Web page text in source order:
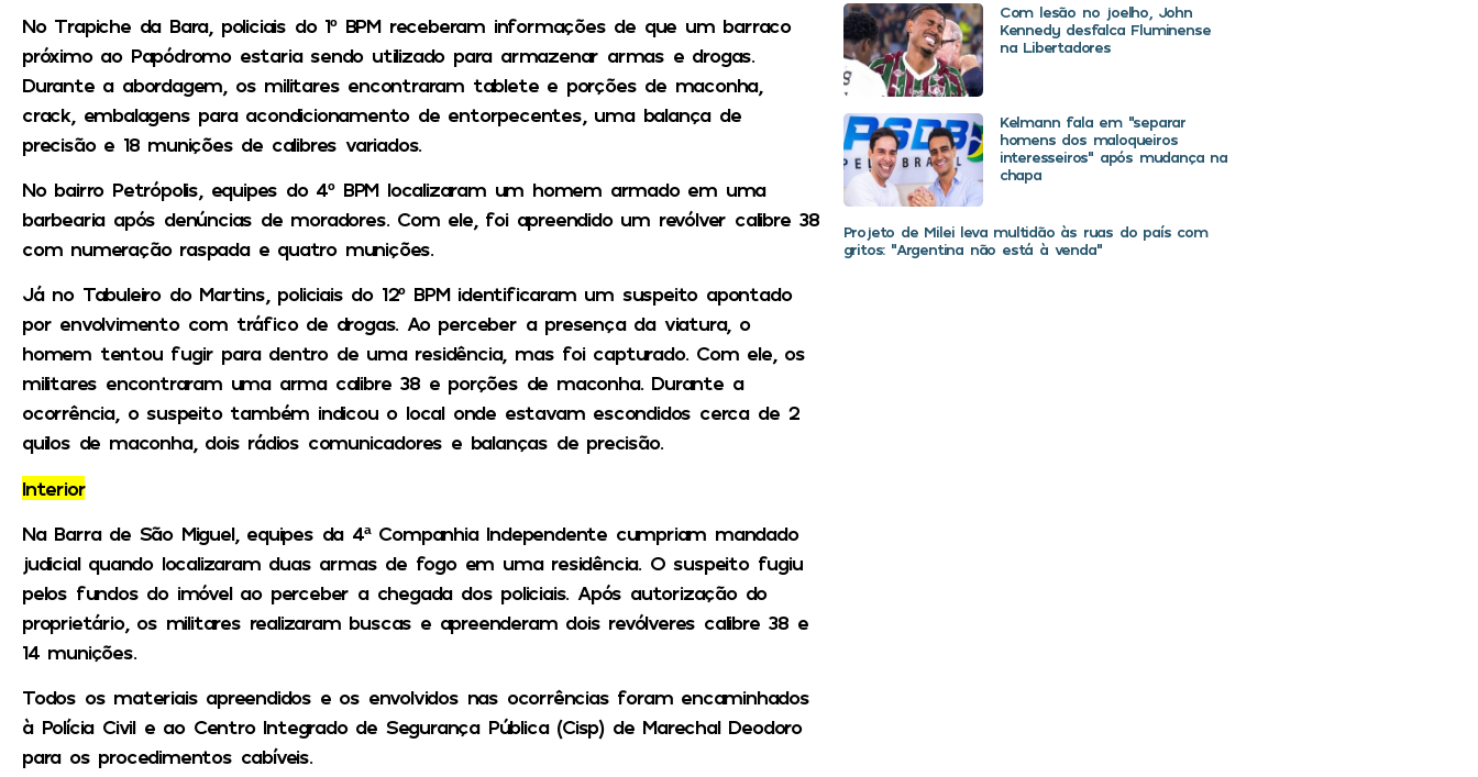
No Trapiche da Bara, policiais do 1º BPM receberam informações de que um barraco
próximo ao Papódromo estaria sendo utilizado para armazenar armas e drogas.
Durante a abordagem, os militares encontraram tablete e porções de maconha,
crack, embalagens para acondicionamento de entorpecentes, uma balança de
precisão e 18 munições de calibres variados.
No bairro Petrópolis, equipes do 4º BPM localizaram um homem armado em uma
barbearia após denúncias de moradores. Com ele, foi apreendido um revólver calibre 38
com numeração raspada e quatro munições.
Já no Tabuleiro do Martins, policiais do 12º BPM identificaram um suspeito apontado
por envolvimento com tráfico de drogas. Ao perceber a presença da viatura, o
homem tentou fugir para dentro de uma residência, mas foi capturado. Com ele, os
militares encontraram uma arma calibre 38 e porções de maconha. Durante a
ocorrência, o suspeito também indicou o local onde estavam escondidos cerca de 2
quilos de maconha, dois rádios comunicadores e balanças de precisão.
Interior
Na Barra de São Miguel, equipes da 4ª Companhia Independente cumpriam mandado
judicial quando localizaram duas armas de fogo em uma residência. O suspeito fugiu
pelos fundos do imóvel ao perceber a chegada dos policiais. Após autorização do
proprietário, os militares realizaram buscas e apreenderam dois revólveres calibre 38 e
14 munições.
Todos os materiais apreendidos e os envolvidos nas ocorrências foram encaminhados
à Polícia Civil e ao Centro Integrado de Segurança Pública (Cisp) de Marechal Deodoro
para os procedimentos cabíveis.
Com lesão no joelho, John
Kennedy desfalca Fluminense
na Libertadores
Kelmann fala em “separar
homens dos maloqueiros
interesseiros” após mudança na
chapa
Projeto de Milei leva multidão às ruas do país com
gritos: “Argentina não está à venda”